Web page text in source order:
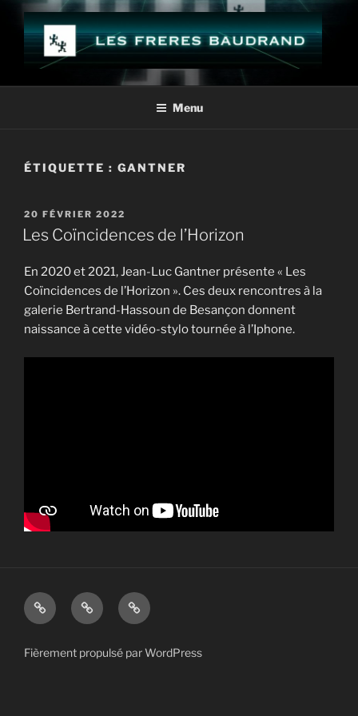
Aller
contenu
principal
LES FRÈRES BAUDRAND
Menu
ÉTIQUETTE : GANTNER
PUBLIÉ
LE
20 FÉVRIER 2022
Les Coïncidences de l’Horizon
En 2020 et 2021, Jean-Luc Gantner présente « Les
Coïncidences de l’Horizon ». Ces deux rencontres à la
galerie Bertrand-Hassoun de Besançon donnent
naissance à cette vidéo-stylo tournée à l’Iphone.
Vlog Vidéos Contact
Fièrement propulsé par WordPress